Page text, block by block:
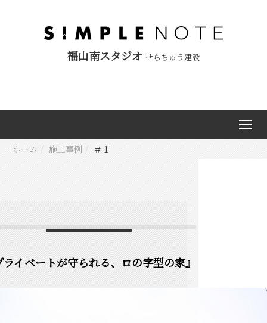
福山南スタジオ せらちゅう建設
ホーム 施工事例 ＃１
イベートが守られる、ロの字型の家』